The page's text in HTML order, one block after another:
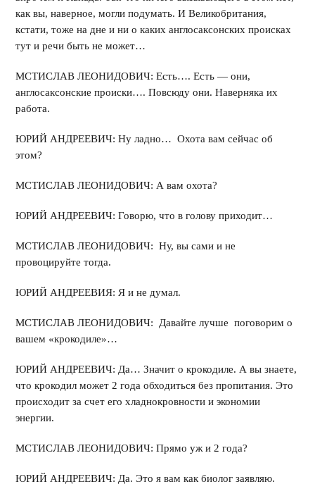
как вы, наверное, могли подумать. И Великобритания,
кстати, тоже на дне и ни о каких англосаксонских происках
тут и речи быть не может…
МСТИСЛАВ ЛЕОНИДОВИЧ: Есть…. Есть — они,
англосаксонские происки…. Повсюду они. Наверняка их
работа.
ЮРИЙ АНДРЕЕВИЧ: Ну ладно… Охота вам сейчас об
этом?
МСТИСЛАВ ЛЕОНИДОВИЧ: А вам охота?
ЮРИЙ АНДРЕЕВИЧ: Говорю, что в голову приходит…
МСТИСЛАВ ЛЕОНИДОВИЧ: Ну, вы сами и не
провоцируйте тогда.
ЮРИЙ АНДРЕЕВИЯ: Я и не думал.
МСТИСЛАВ ЛЕОНИДОВИЧ: Давайте лучше поговорим о
вашем «крокодиле»…
ЮРИЙ АНДРЕЕВИЧ: Да… Значит о крокодиле. А вы знаете,
что крокодил может 2 года обходиться без пропитания. Это
происходит за счет его хладнокровности и экономии
энергии.
МСТИСЛАВ ЛЕОНИДОВИЧ: Прямо уж и 2 года?
ЮРИЙ АНДРЕЕВИЧ: Да. Это я вам как биолог заявляю.